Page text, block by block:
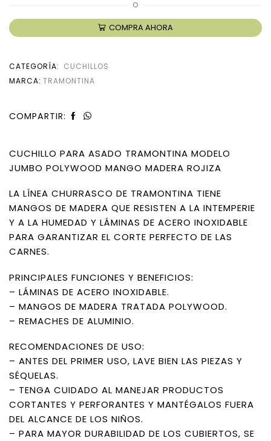
O
COMPRA AHORA
CATEGORÍA: CUCHILLOS
MARCA: TRAMONTINA
COMPARTIR:
CUCHILLO PARA ASADO TRAMONTINA MODELO
JUMBO POLYWOOD MANGO MADERA ROJIZA
LA LÍNEA CHURRASCO DE TRAMONTINA TIENE
MANGOS DE MADERA QUE RESISTEN A LA INTEMPERIE
Y A LA HUMEDAD Y LÁMINAS DE ACERO INOXIDABLE
PARA GARANTIZAR EL CORTE PERFECTO DE LAS
CARNES.
PRINCIPALES FUNCIONES Y BENEFICIOS:
– LÁMINAS DE ACERO INOXIDABLE.
– MANGOS DE MADERA TRATADA POLYWOOD.
– REMACHES DE ALUMINIO.
RECOMENDACIONES DE USO:
– ANTES DEL PRIMER USO, LAVE BIEN LAS PIEZAS Y
SÉQUELAS.
– TENGA CUIDADO AL MANEJAR PRODUCTOS
CORTANTES Y PERFORANTES Y MANTÉGALOS FUERA
DEL ALCANCE DE LOS NIÑOS.
– PARA MAYOR DURABILIDAD DE LOS CUBIERTOS, SE